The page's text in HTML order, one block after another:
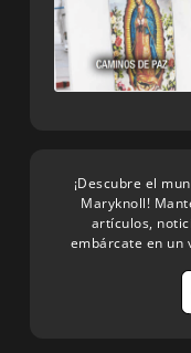
¡Descubre el
Maryknoll!
artículos,
embárcate en un